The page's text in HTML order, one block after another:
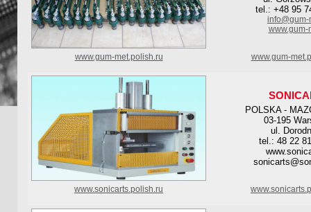
tel.: +48 95
info@gum-
www.gum-
www.gum-met.polish.ru www.gum-
POLSKA -
03-195
ul.
tel.: 48 22
www.sonicarts.polish.ru